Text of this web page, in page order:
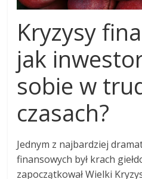
Kryzysy
jak
sobie w
czasach?
Jednym z najbardziej
finansowych był krach
zapoczątkował Wielki